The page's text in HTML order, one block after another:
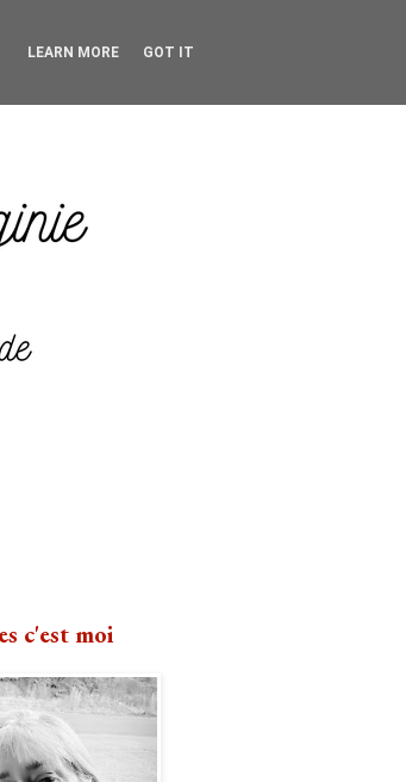
c'est moi
LEARN MORE GOT IT